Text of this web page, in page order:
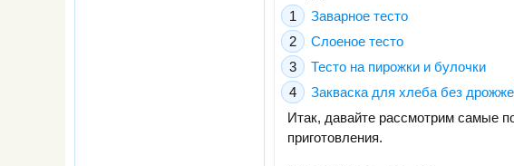
Заварное тесто
Слоеное тесто
Тесто на пирожки и булочки
Закваска для хлеба без
Итак, давайте рассмотрим самые
приготовления.